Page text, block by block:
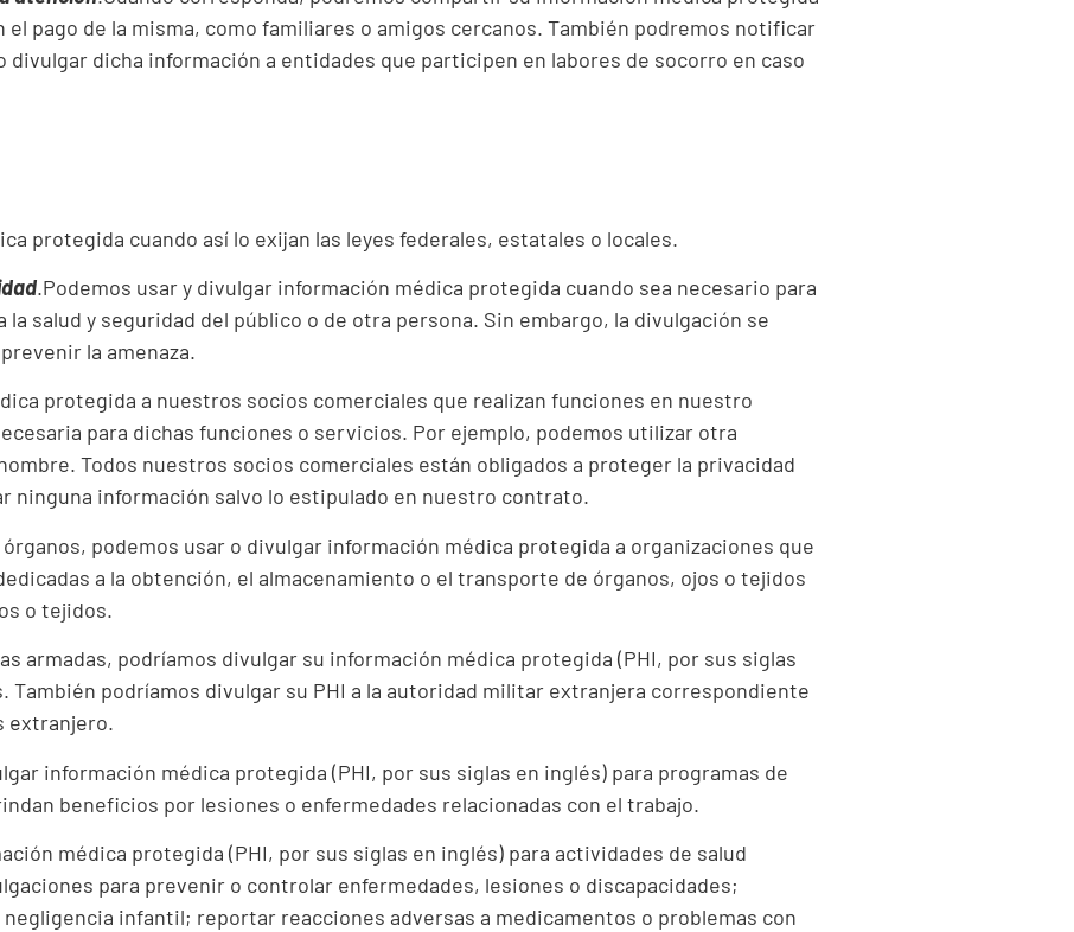
pago de la misma, como familiares o amigos cercanos. También podremos notificar
dicha información a entidades que participen en labores de socorro en caso
protegida cuando así lo exijan las leyes federales, estatales o locales.
.Podemos usar y divulgar información médica protegida cuando sea necesario para
salud y seguridad del público o de otra persona. Sin embargo, la divulgación se
la amenaza.
protegida a nuestros socios comerciales que realizan funciones en nuestro
para dichas funciones o servicios. Por ejemplo, podemos utilizar otra
Todos nuestros socios comerciales están obligados a proteger la privacidad
información salvo lo estipulado en nuestro contrato.
podemos usar o divulgar información médica protegida a organizaciones que
a la obtención, el almacenamiento o el transporte de órganos, ojos o tejidos
o tejidos.
armadas, podríamos divulgar su información médica protegida (PHI, por sus siglas
podríamos divulgar su PHI a la autoridad militar extranjera correspondiente
extranjero.
información médica protegida (PHI, por sus siglas en inglés) para programas de
beneficios por lesiones o enfermedades relacionadas con el trabajo.
médica protegida (PHI, por sus siglas en inglés) para actividades de salud
para prevenir o controlar enfermedades, lesiones o discapacidades;
infantil; reportar reacciones adversas a medicamentos o problemas con